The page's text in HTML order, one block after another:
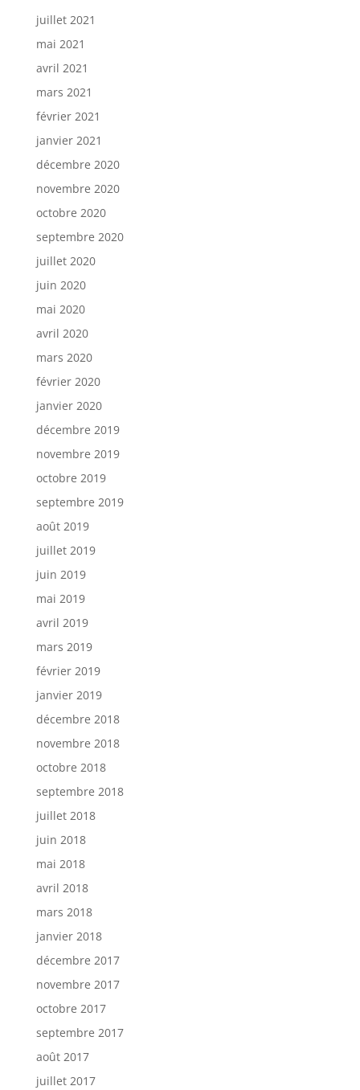
juillet 2021
mai 2021
avril 2021
mars 2021
février 2021
janvier 2021
décembre 2020
novembre 2020
octobre 2020
septembre 2020
juillet 2020
juin 2020
mai 2020
avril 2020
mars 2020
février 2020
janvier 2020
décembre 2019
novembre 2019
octobre 2019
septembre 2019
août 2019
juillet 2019
juin 2019
mai 2019
avril 2019
mars 2019
février 2019
janvier 2019
décembre 2018
novembre 2018
octobre 2018
septembre 2018
juillet 2018
juin 2018
mai 2018
avril 2018
mars 2018
janvier 2018
décembre 2017
novembre 2017
octobre 2017
septembre 2017
août 2017
juillet 2017